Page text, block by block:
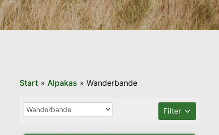
Start » Alpakas » Wanderbande
Filter